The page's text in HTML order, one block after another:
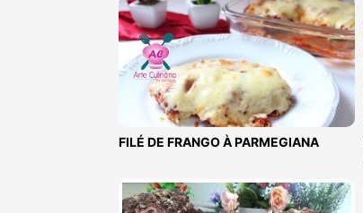
FILÉ DE FRANGO À PARMEGIANA